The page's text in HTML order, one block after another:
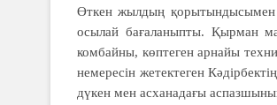
Өткен жылдың қорытындысымен
осылай бағаланыпты. Қырман
комбайны, көптеген арнайы
немересін жетектеген
дүкен мен асханадағы